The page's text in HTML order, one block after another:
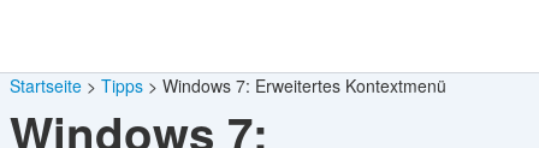
Startseite Tipps Windows 7: Erweitertes Kontextmenü
Windows 7: